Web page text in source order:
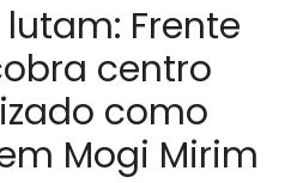
Frente
centro
como
Mogi Mirim